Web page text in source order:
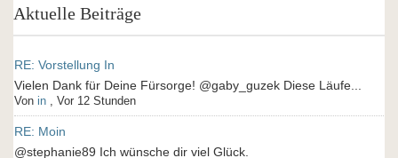
Aktuelle Beiträge
RE: Vorstellung In
Vielen Dank für Deine Fürsorge! @gaby_guzek Diese Läufe...
Von in , Vor 12 Stunden
RE: Moin